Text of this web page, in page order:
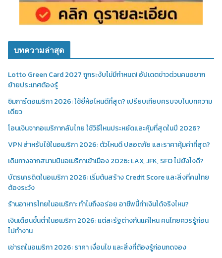
บทความล่าสุด
Lotto Green Card 2027 ถูกระงับไม่มีกำหนด! อัปเดตข่าวด่วนคนอยาก
ย้ายประเทศต้องรู้
ซิมการ์ดอเมริกา 2026: ใช้ยี่ห้อไหนดีที่สุด? เปรียบเทียบครบจบในบทความ
เดียว
โอนเงินจากอเมริกากลับไทย ใช้วิธีไหนประหยัดและคุ้มที่สุดในปี 2026?
VPN สำหรับใช้ในอเมริกา 2026: ตัวไหนดี ปลอดภัย และราคาคุ้มค่าที่สุด?
เดินทางจากสนามบินอเมริกาเข้าเมือง 2026: LAX, JFK, SFO ไปยังไงดี?
บัตรเครดิตในอเมริกา 2026: เริ่มต้นสร้าง Credit Score และสิ่งที่คนไทย
ต้องระวัง
ร้านอาหารไทยในอเมริกา: ทำไมถึงอร่อย อาชีพนี้ทำเงินได้จริงไหม?
เงินเดือนขั้นต่ำในอเมริกา 2026: แต่ละรัฐต่างกันแค่ไหน คนไทยควรรู้ก่อน
ไปทำงาน
เช่ารถในอเมริกา 2026: ราคา เงื่อนไข และสิ่งที่ต้องรู้ก่อนกดจอง